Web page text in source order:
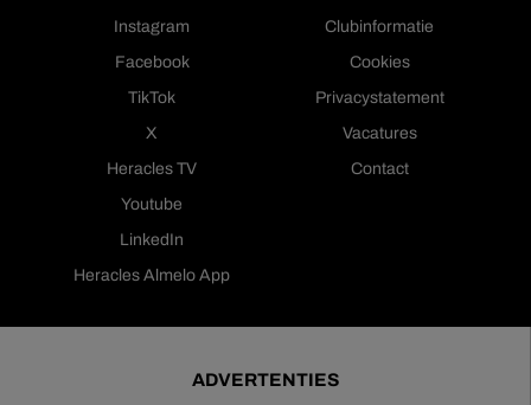
Instagram
Facebook
TikTok
X
Heracles TV
Youtube
LinkedIn
Heracles Almelo App
Clubinformatie
Cookies
Privacystatement
Vacatures
Contact
ADVERTENTIES